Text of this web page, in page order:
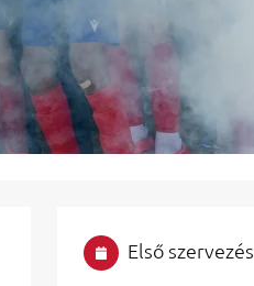
Első szervezés